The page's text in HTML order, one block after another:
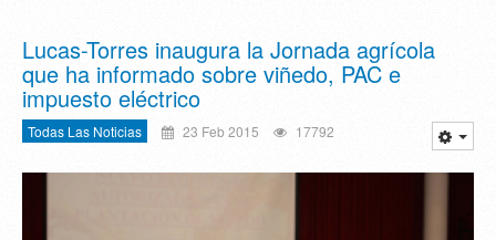
Lucas-Torres inaugura la Jornada agrícola
que ha informado sobre viñedo, PAC e
impuesto eléctrico
Todas Las Noticias 23 Feb 2015 17792